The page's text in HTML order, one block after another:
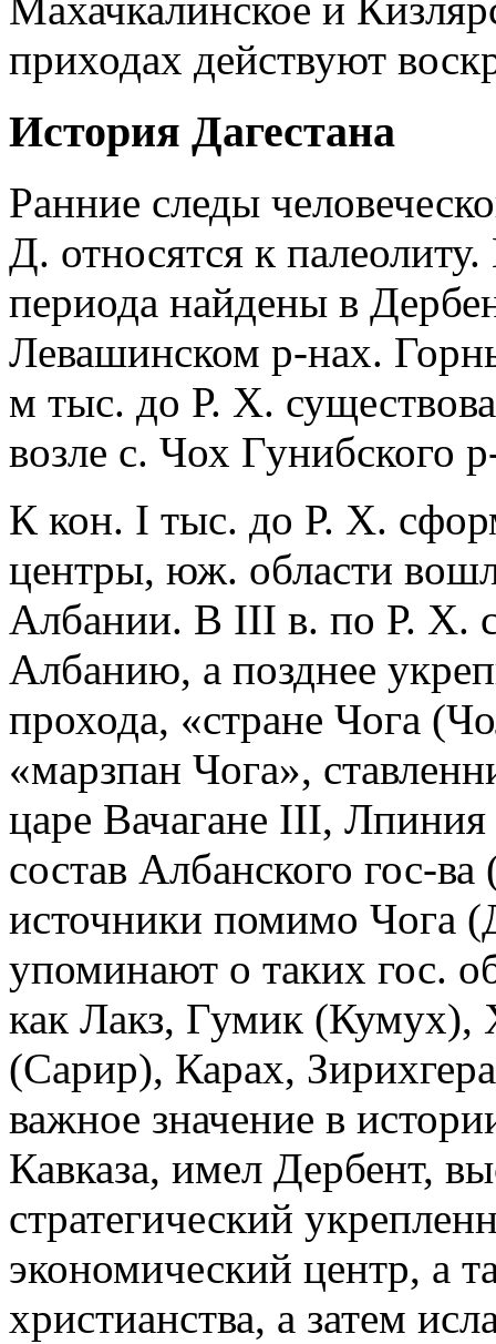
приходах действуют
История Дагестана
Ранние следы
Д. относятся к
периода найдены в
Левашинском р-нах.
м тыс. до Р. Х.
возле с. Чох Гунибского
К кон. I тыс. до Р. Х.
центры, юж. области
Албании. В III в. по Р. Х.
Албанию, а позднее
прохода, «стране Чога
«марзпан Чога»,
царе Вачагане III,
состав Албанского гос-ва
источники помимо Чога
упоминают о таких гос.
как Лакз, Гумик (Кумух),
(Сарир), Карах,
важное значение в
Кавказа, имел Дербент,
стратегический
экономический центр, а
христианства, а затем